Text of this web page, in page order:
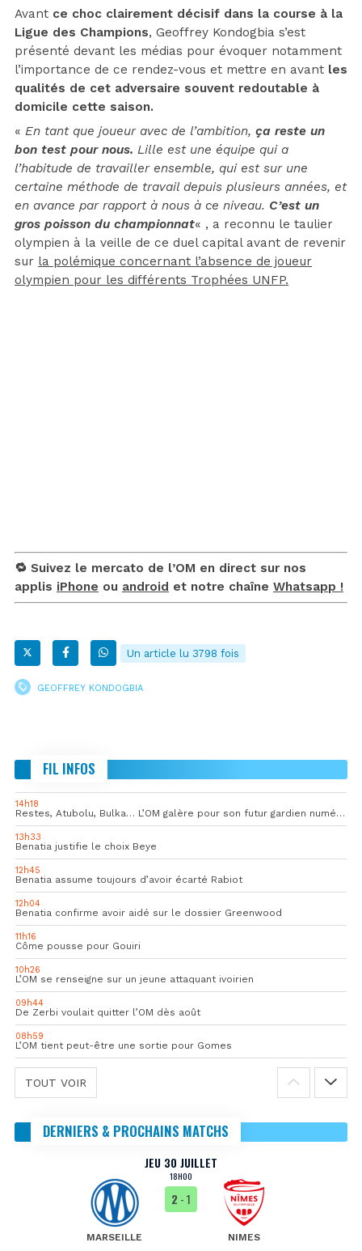
Avant ce choc clairement décisif dans la course à la
Ligue des Champions, Geoffrey Kondogbia s’est
présenté devant les médias pour évoquer notamment
l’importance de ce rendez-vous et mettre en avant les
qualités de cet adversaire souvent redoutable à
domicile cette saison.
« En tant que joueur avec de l’ambition, ça reste un
bon test pour nous. Lille est une équipe qui a
l’habitude de travailler ensemble, qui est sur une
certaine méthode de travail depuis plusieurs années, et
en avance par rapport à nous à ce niveau. C’est un
gros poisson du championnat« , a reconnu le taulier
olympien à la veille de ce duel capital avant de revenir
sur la polémique concernant l’absence de joueur
olympien pour les différents Trophées UNFP.
🔁 Suivez le mercato de l’OM en direct sur nos
applis iPhone ou android et notre chaîne Whatsapp !
Un article lu 3798 fois
GEOFFREY KONDOGBIA
FIL INFOS
14h18
Restes, Atubolu, Bulka… L’OM galère pour son futur gardien numéro 1
13h33
Benatia justifie le choix Beye
12h45
Benatia assume toujours d’avoir écarté Rabiot
12h04
Benatia confirme avoir aidé sur le dossier Greenwood
11h16
Côme pousse pour Gouiri
10h26
L’OM se renseigne sur un jeune attaquant ivoirien
09h44
De Zerbi voulait quitter l’OM dès août
08h59
L’OM tient peut-être une sortie pour Gomes
TOUT VOIR
DERNIERS & PROCHAINS MATCHS
JEU 30 JUILLET
18H00
MARSEILLE
2 - 1
NIMES